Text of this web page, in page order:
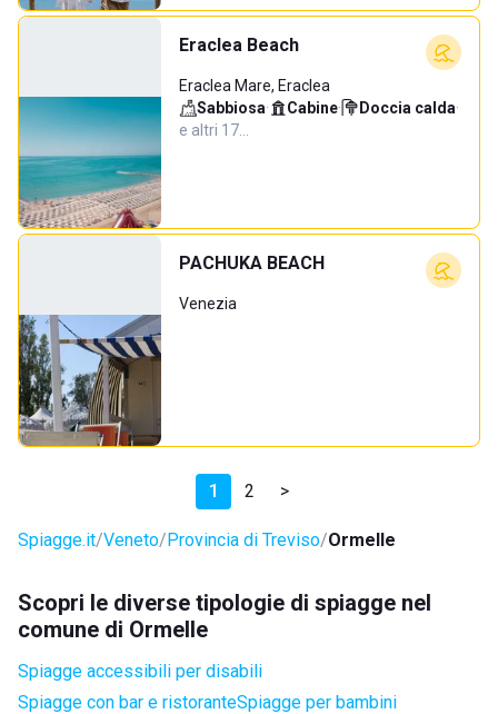
Eraclea Beach
Eraclea Mare, Eraclea
Sabbiosa· Cabine· Doccia calda·
e altri 17…
PACHUKA BEACH
Venezia
1 2 >
Spiagge.it Veneto Provincia di Treviso Ormelle
Scopri le diverse tipologie di spiagge nel
comune di Ormelle
Spiagge accessibili per disabili
Spiagge con bar e ristoranteSpiagge per bambini